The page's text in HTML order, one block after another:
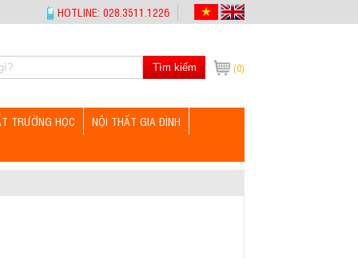
HOTLINE: 028.3511.1226
(0)
Tìm kiếm
TRƯỜNG HỌC NỘI THẤT GIA ĐÌNH